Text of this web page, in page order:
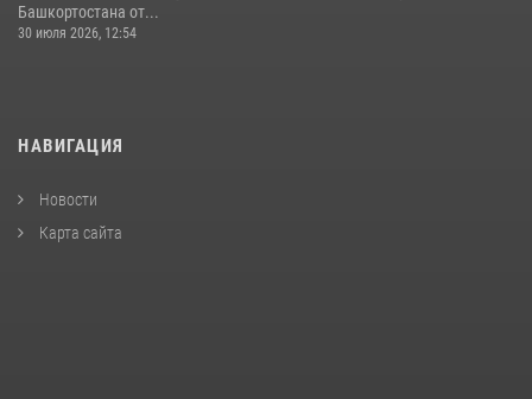
Башкортостана от...
30 июля 2026, 12:54
НАВИГАЦИЯ
Новости
Карта сайта